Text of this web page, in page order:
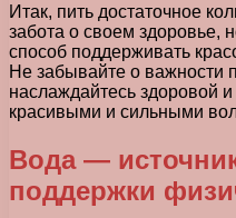
Итак, пить достаточное
забота о своем здоровье,
способ поддерживать
Не забывайте о важности
наслаждайтесь здоровой
красивыми и сильными
Вода —
поддержки